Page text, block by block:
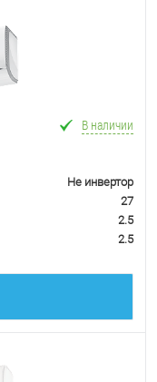
В наличии
Не инвертор
27
2.5
2.5